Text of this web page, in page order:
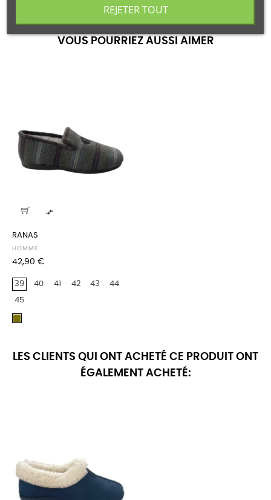
VOUS POURRIEZ AUSSI AIMER

RANAS
HOMME
Prix
42,90 €
39 40 41 42 43 44
45
LES CLIENTS QUI ONT ACHETÉ CE PRODUIT ONT
ÉGALEMENT ACHETÉ:
REJETER TOUT